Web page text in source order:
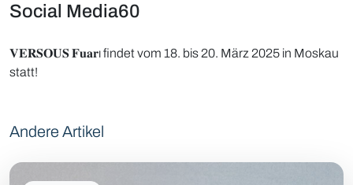
Social Media60
𝐕𝐄𝐑𝐒𝐎𝐔𝐒 𝐅𝐮𝐚𝐫ı findet vom 18. bis 20. März 2025 in Moskau
statt!
Andere Artikel